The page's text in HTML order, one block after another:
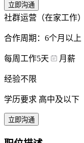
立即沟通
社群运营（在家工作）
合作周期：6个月以上
每周工作5天 月薪
经验不限
学历要求 高中及以下
立即沟通